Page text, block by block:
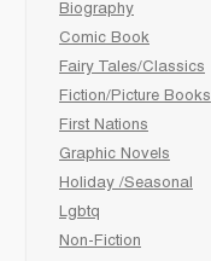
Biography
Comic Book
Fairy Tales/Classics
Fiction/Picture Books
First Nations
Graphic Novels
Holiday /Seasonal
Lgbtq
Non-Fiction